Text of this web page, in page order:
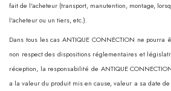
fait de l'acheteur (transport, manutention, montage,
l'acheteur ou un tiers, etc.).
Dans tous les cas ANTIQUE CONNECTION ne pourra
non respect des dispositions réglementaires et
réception, la responsabilité de ANTIQUE
a la valeur du produit mis en cause, valeur a sa date